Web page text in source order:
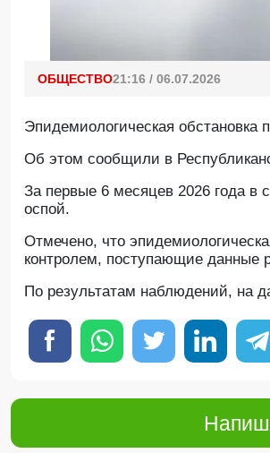
ОБЩЕСТВО21:16 / 06.07.2026
Эпидемиологическая обстановка
Об этом сообщили в
За первые 6 месяцев 2026 года в
оспой.
Отмечено, что
контролем, поступающие данные
По результатам наблюдений, на